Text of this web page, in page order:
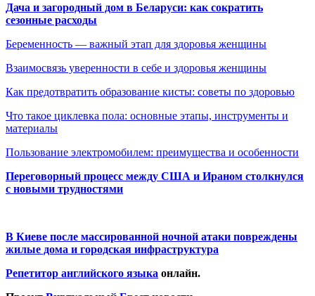
Дача и загородный дом в Беларуси: как сократить
сезонные расходы
Беременность — важный этап для здоровья женщины
Взаимосвязь уверенности в себе и здоровья женщины
Как предотвратить образование кисты: советы по здоровью
Что такое циклевка пола: основные этапы, инструменты и
материалы
Пользование электромобилем: преимущества и особенности
Переговорный процесс между США и Ираном столкнулся
с новыми трудностями
В Киеве после массированной ночной атаки повреждены
жилые дома и городская инфраструктура
Репетитор английского языка онлайн.